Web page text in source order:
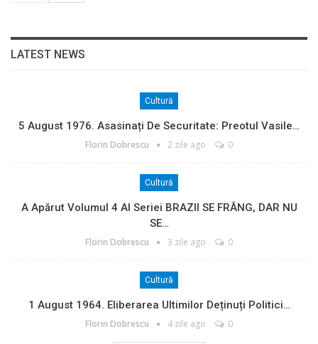
LATEST NEWS
Cultură
5 August 1976. Asasinați De Securitate: Preotul Vasile…
Florin Dobrescu 2 zile ago 0
Cultură
A Apărut Volumul 4 Al Seriei BRAZII SE FRÂNG, DAR NU
SE…
Florin Dobrescu 3 zile ago 0
Cultură
1 August 1964. Eliberarea Ultimilor Deținuți Politici…
Florin Dobrescu 4 zile ago 0